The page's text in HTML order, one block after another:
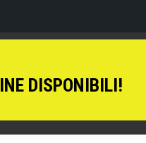
DISPONIBILI!